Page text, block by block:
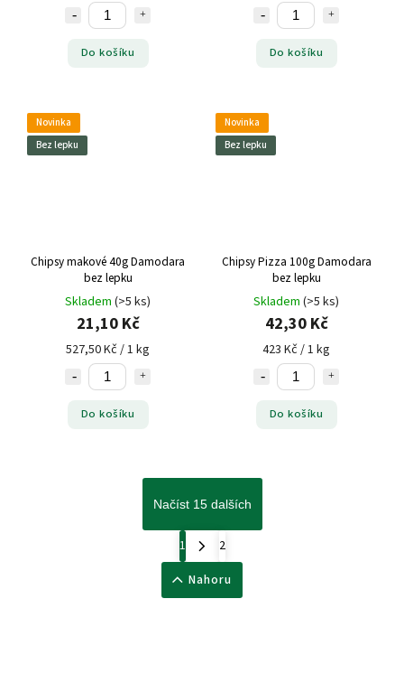
Do košíku Do košíku
Novinka
Bez lepku
Chipsy makové 40g Damodara
bez lepku
Skladem (>5 ks)
21,10 Kč
527,50 Kč / 1 kg
Do košíku
Novinka
Bez lepku
Chipsy Pizza 100g Damodara
bez lepku
Skladem (>5 ks)
42,30 Kč
423 Kč / 1 kg
Do košíku
Načíst 15 dalších
1
2
Nahoru